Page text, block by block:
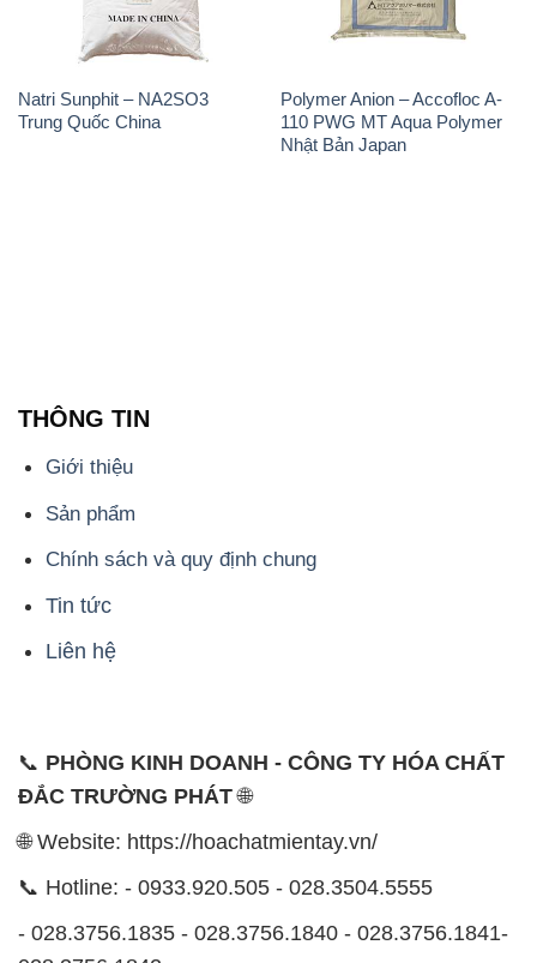
Natri Sunphit – NA2SO3
Trung Quốc China
Polymer Anion – Accofloc A-
110 PWG MT Aqua Polymer
Nhật Bản Japan
THÔNG TIN
Giới thiệu
Sản phẩm
Chính sách và quy định chung
Tin tức
Liên hệ
📞 PHÒNG KINH DOANH - CÔNG TY HÓA CHẤT
ĐẮC TRƯỜNG PHÁT🌐
🌐 Website: https://hoachatmientay.vn/
📞 Hotline: - 0933.920.505 - 028.3504.5555
- 028.3756.1835 - 028.3756.1840 - 028.3756.1841-